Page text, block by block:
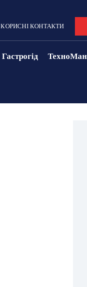
КОРИСНІ КОНТАКТИ
Гастрогід